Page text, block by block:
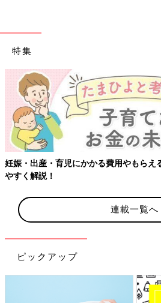
母子同室が開始する前に、諸々のレク
親戚にも小さい子が何人かいますが、
ったのでドキドキでした。
耐えかねて看護師さんに相談したと
特集
妊娠・出産・育児にかかる費用やもらえ
やすく解説！
連載一覧へ
ピックアップ